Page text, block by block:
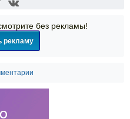
без рекламы!
рекламу